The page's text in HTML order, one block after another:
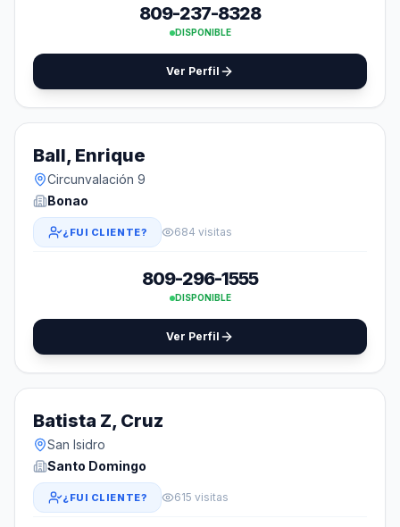
809-237-8328
DISPONIBLE
Ver Perfil
Ball, Enrique
Circunvalación 9
Bonao
¿FUI CLIENTE? 684 visitas
809-296-1555
DISPONIBLE
Ver Perfil
Batista Z, Cruz
San Isidro
Santo Domingo
¿FUI CLIENTE? 615 visitas